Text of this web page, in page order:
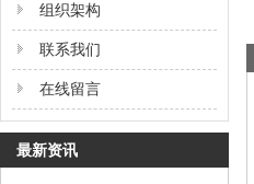
组织架构
联系我们
在线留言
最新资讯